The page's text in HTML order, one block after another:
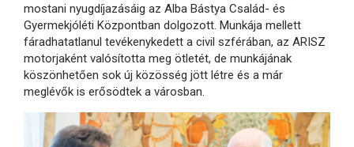
mostani nyugdíjazásáig az Alba Bástya Család- és
Gyermekjóléti Központban dolgozott. Munkája mellett
fáradhatatlanul tevékenykedett a civil szférában, az ARISZ
motorjaként valósította meg ötletét, de munkájának
köszönhetően sok új közösség jött létre és a már
meglévők is erősödtek a városban.